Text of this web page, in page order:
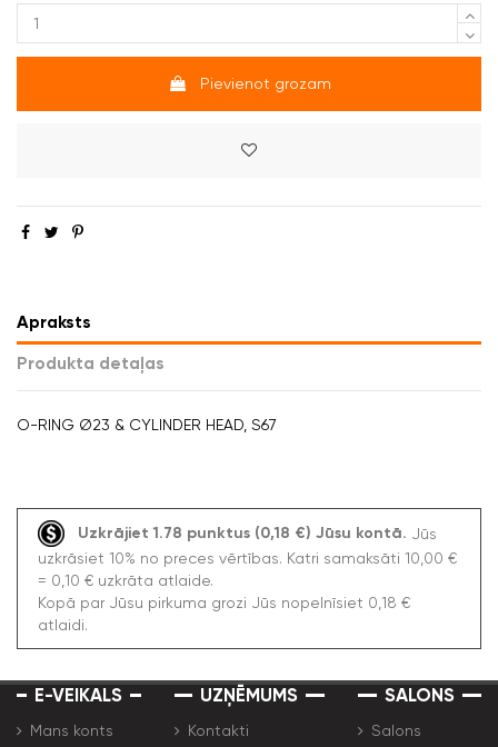
Pievienot grozam
Apraksts
Produkta detaļas
O-RING Ø23 & CYLINDER HEAD, S67
Uzkrājiet 1.78 punktus (0,18 €) Jūsu kontā. Jūs
uzkrāsiet 10% no preces vērtības. Katri samaksāti 10,00 €
= 0,10 € uzkrāta atlaide.
Kopā par Jūsu pirkuma grozi Jūs nopelnīsiet 0,18 €
atlaidi.
E-VEIKALS
Mans konts
UZŅĒMUMS
Kontakti
SALONS
Salons